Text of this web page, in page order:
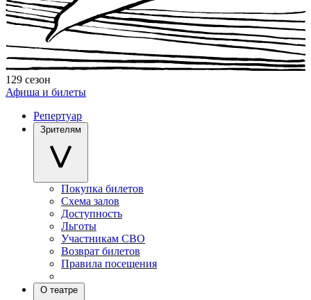
129 сезон
Афиша и билеты
Репертуар
Зрителям
Покупка билетов
Схема залов
Доступность
Льготы
Участникам СВО
Возврат билетов
Правила посещения
О театре